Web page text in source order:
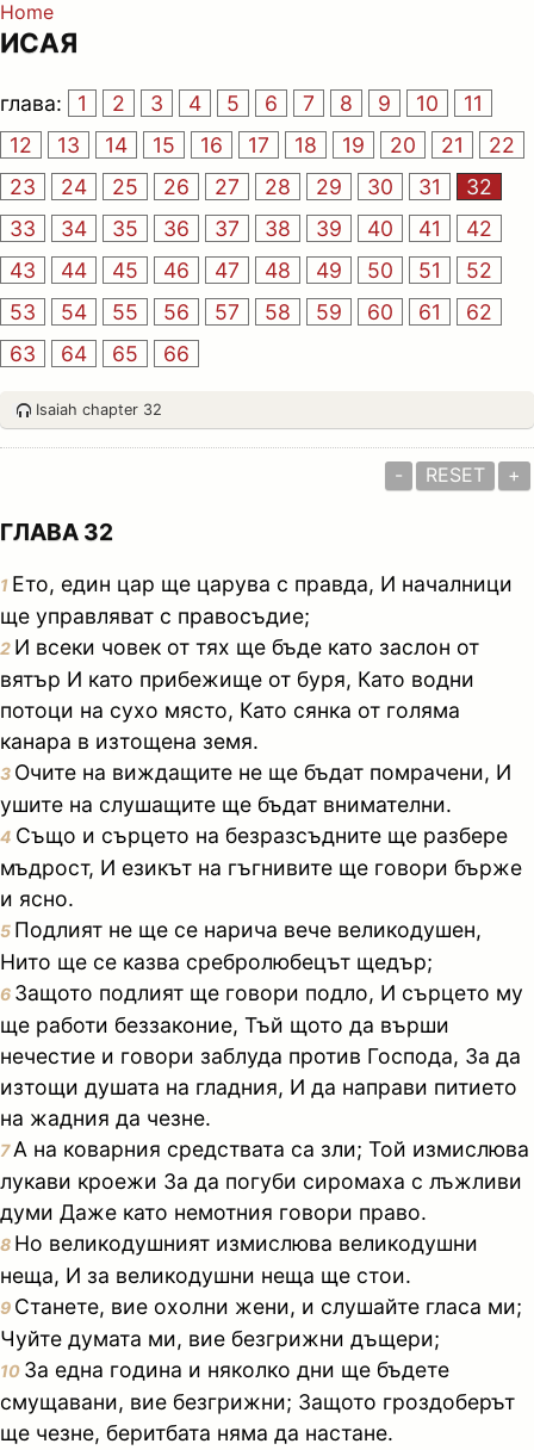
Home
ИСАЯ
глава: 1 2 3 4 5 6 7 8 9 10
11
12
13 14 15 16 17 18 19 20 21
22
23
24 25 26 27 28 29 30 31
32
33
34 35 36 37 38 39 40 41
42
43
44 45 46 47 48 49 50 51
52
53
54 55 56 57 58 59 60 61
62
63
64 65 66
Isaiah chapter 32
- RESET +
ГЛАВА 32
1 Ето, един цар ще царува с правда, И началници
ще управляват с правосъдие;
2 И всеки човек от тях ще бъде като заслон от
вятър И като прибежище от буря, Като водни
потоци на сухо място, Като сянка от голяма
канара в изтощена земя.
3 Очите на виждащите не ще бъдат помрачени, И
ушите на слушащите ще бъдат внимателни.
4 Също и сърцето на безразсъдните ще разбере
мъдрост, И езикът на гъгнивите ще говори бърже
и ясно.
5 Подлият не ще се нарича вече великодушен,
Нито ще се казва сребролюбецът щедър;
6 Защото подлият ще говори подло, И сърцето му
ще работи беззаконие, Тъй щото да върши
нечестие и говори заблуда против Господа, За да
изтощи душата на гладния, И да направи питието
на жадния да чезне.
7А на коварния средствата са зли; Той измислюва
лукави кроежи За да погуби сиромаха с лъжливи
думи Даже като немотния говори право.
8 Но великодушният измислюва великодушни
неща, И за великодушни неща ще стои.
9 Станете, вие охолни жени, и слушайте гласа ми;
Чуйте думата ми, вие безгрижни дъщери;
10 За една година и няколко дни ще бъдете
смущавани, вие безгрижни; Защото гроздоберът
ще чезне, беритбата няма да настане.